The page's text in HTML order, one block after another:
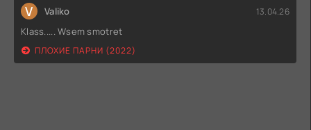
V Valiko 13.04.26
Klass..... Wsem smotret
ПЛОХИЕ ПАРНИ (2022)